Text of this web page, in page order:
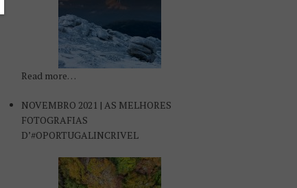
Read more…
NOVEMBRO 2021 | AS MELHORES
FOTOGRAFIAS
D’#OPORTUGALINCRIVEL